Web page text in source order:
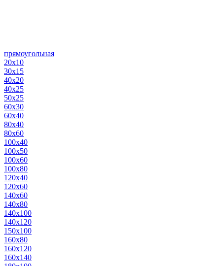
прямоугольная
20х10
30х15
40х20
40х25
50х25
60х30
60х40
80х40
80х60
100х40
100х50
100х60
100х80
120х40
120х60
140х60
140х80
140х100
140х120
150х100
160х80
160х120
160х140